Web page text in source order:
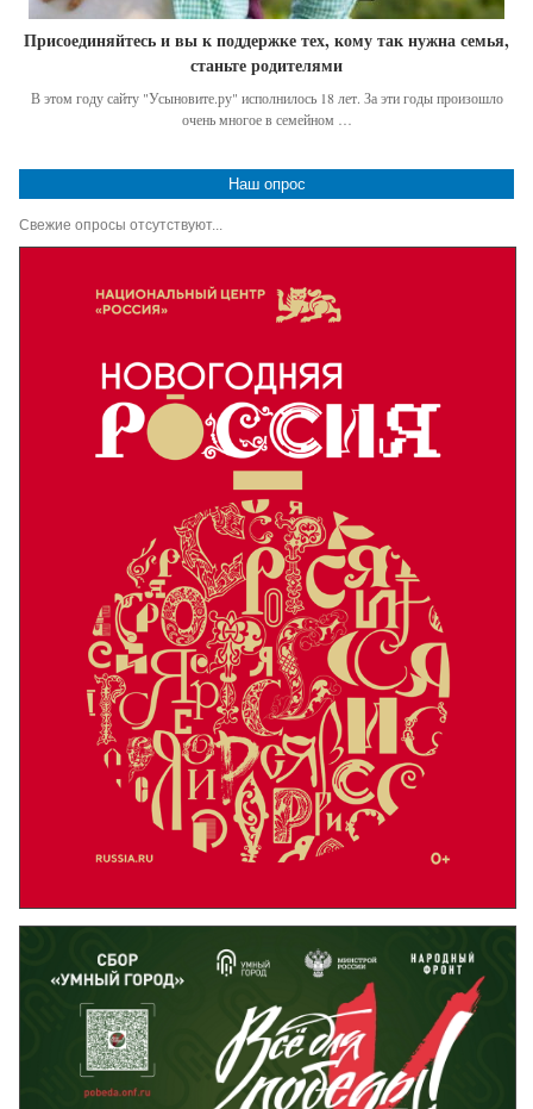
Присоединяйтесь и вы к поддержке тех, кому так нужна семья,
станьте родителями
В этом году сайту "Усыновите.ру" исполнилось 18 лет. За эти годы произошло
очень многое в семейном …
Наш опрос
Свежие опросы отсутствуют...